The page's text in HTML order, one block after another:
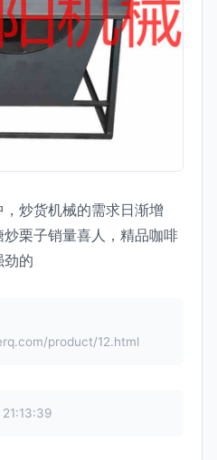
炒货机械的需求日渐增
栗子销量喜人，精品咖啡
劲的
product/12.html